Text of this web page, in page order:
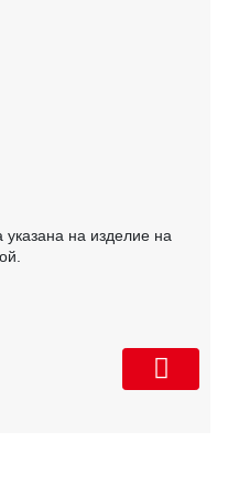
на изделие на